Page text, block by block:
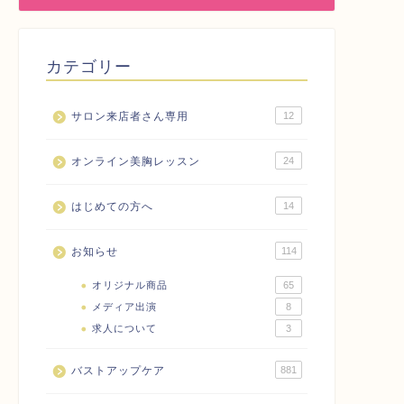
カテゴリー
サロン来店者さん専用 12
オンライン美胸レッスン 24
はじめての方へ 14
お知らせ 114
オリジナル商品
65
メディア出演
8
求人について
3
バストアップケア 881